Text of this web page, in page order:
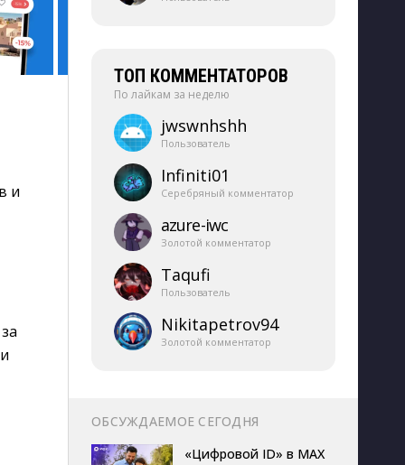
и
ТОП КОММЕНТАТОРОВ
По лайкам за неделю
jwswnhshh
Пользователь
Infiniti01
Серебряный комментатор
azure-​iwc
Золотой комментатор
Taqufi
Пользователь
Nikitapetrov94
Золотой комментатор
ОБСУЖДАЕМОЕ СЕГОДНЯ
«Цифровой ID» в MAX